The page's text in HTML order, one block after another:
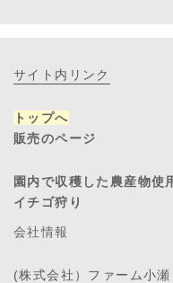
サイト内リンク
トップへ
販売のページ
園内で収穫した農産物使
イチゴ狩り
会社情報
(株式会社）ファーム小瀬